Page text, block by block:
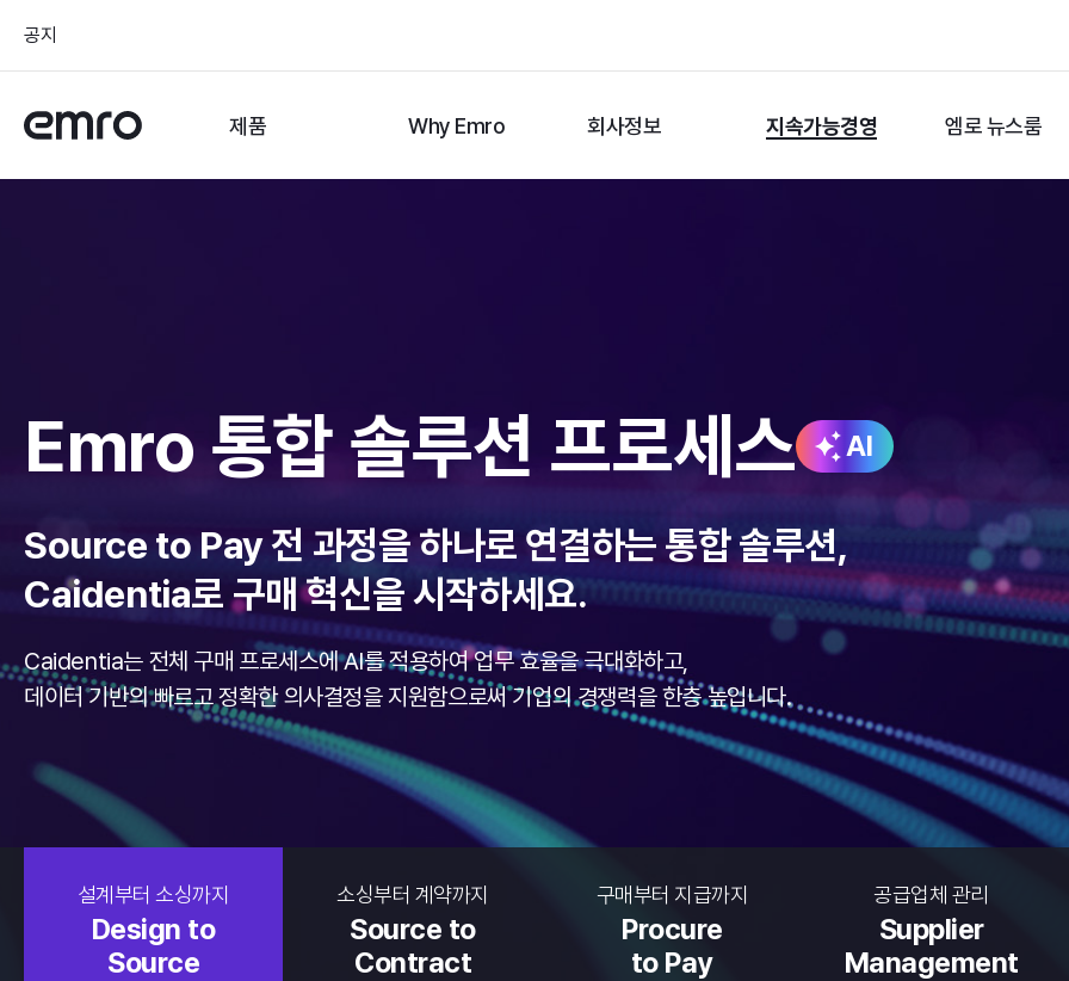
공지
제품 Why Emro 회사정보 지속가능경영 엠로 뉴스룸
Emro 통합 솔루션 프로세스 AI
Source to Pay 전 과정을 하나로 연결하는 통합 솔루션,
Caidentia로 구매 혁신을 시작하세요.
Caidentia는 전체 구매 프로세스에 AI를 적용하여 업무 효율을 극대화하고,
데이터 기반의 빠르고 정확한 의사결정을 지원함으로써 기업의 경쟁력을 한층 높입니다.
설계부터 소싱까지
Design to
Source
소싱부터 계약까지
Source to
Contract
구매부터 지급까지
Procure
to Pay
공급업체 관리
Supplier
Management